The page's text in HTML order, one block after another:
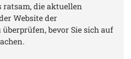
ratsam, die aktuellen
Website der
bevor Sie sich auf